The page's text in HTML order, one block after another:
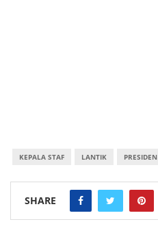
KEPALA STAF LANTIK PRESIDEN
SHARE